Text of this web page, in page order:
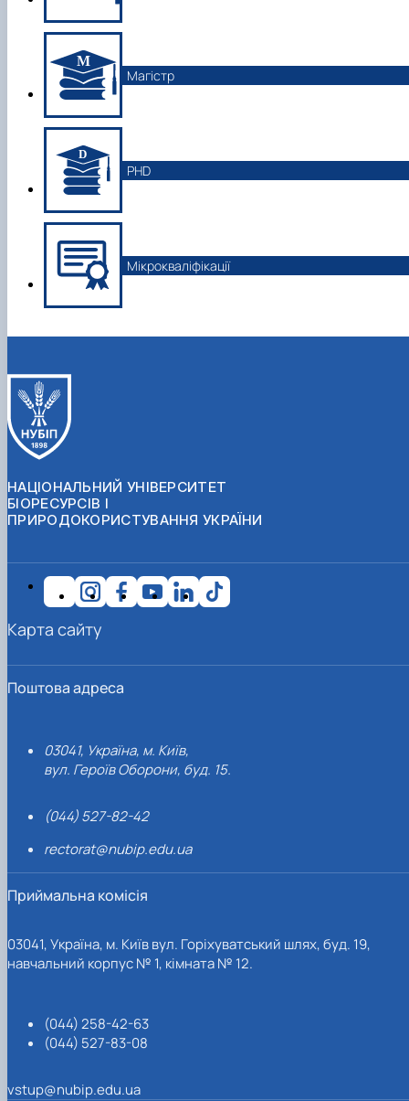
Магістр
PHD
Мікрокваліфікації
НАЦІОНАЛЬНИЙ УНІВЕРСИТЕТ
БІОРЕСУРСІВ І
ПРИРОДОКОРИСТУВАННЯ УКРАЇНИ
Поштова адреса
03041, Україна, м. Київ,
вул. Героїв Оборони, буд. 15.
(044) 527-82-42
rectorat@nubip.edu.ua
Приймальна комісія
03041, Україна, м. Київ вул. Горіхуватський шлях, буд. 19,
навчальний корпус № 1, кімната № 12.
(044) 258-42-63
(044) 527-83-08
vstup@nubip.edu.ua
Карта сайту